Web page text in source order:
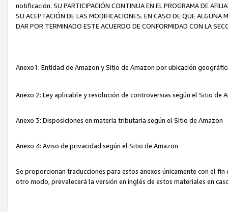
notificación. SU PARTICIPACIÓN CONTINUA EN EL PROGRAMA DE
SU ACEPTACIÓN DE LAS MODIFICACIONES. EN CASO DE QUE ALGUNA
DAR POR TERMINADO ESTE ACUERDO DE CONFORMIDAD CON LA
Anexo1: Entidad de Amazon y Sitio de Amazon por ubicación
Anexo 2: Ley aplicable y resolución de controversias según el Sitio de
Anexo 3: Disposiciones en materia tributaria según el Sitio de Amazon
Anexo 4: Aviso de privacidad según el Sitio de Amazon
Se proporcionan traducciones para estos anexos únicamente con el
otro modo, prevalecerá la versión en inglés de estos materiales en